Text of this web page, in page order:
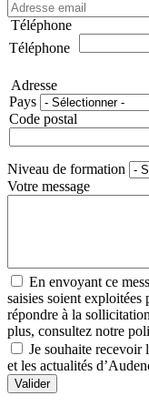
Téléphone
Téléphone
Adresse
Pays
Code postal
Niveau de formation
Votre message
En envoyant ce
saisies soient exploitées
répondre à la
plus, consultez notre
Je souhaite recevoir
et les actualités
Valider